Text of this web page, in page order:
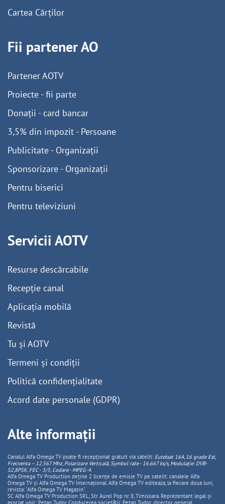
Cartea Cărților
Fii partener AO
Partener AOTV
Proiecte - fii parte
Donații - card bancar
3,5% din impozit - Persoane
Publicitate - Organizații
Sponsorizare - Organizații
Pentru biserici
Pentru televiziuni
Servicii AOTV
Resurse descărcabile
Recepție canal
Aplicația mobilă
Revistă
Tu și AOTV
Termeni și condiții
Politică confidențialitate
Acord date personale (GDPR)
Alte informații
Canalul Alfa Omega TV poate fi recepționat gratuit via satelit: Eutelsat 16A, 16 grade Est,
Frecventa – 12.567 Mhz, PolarizareVerticală, Symbol rate - 16.667 ks/s, Modulație: DVB-
S2,8PSK, FEC - 3/5, Codare - MPEG-4.
Alfa Omega TV Production deține 2 licențe de emisie TV pe satelit: canalele Alfa
Omega TV și Alfa Omega TV Internațional. Alfa Omega TV editeaza, la fiecare doua luni,
revista: "Alfa Omega TV Magazin".
SC Alfa Omega TV Production SRL, Str Aurel Pop nr. 8, Timisoara. Reprezentant legal și
asociat unic: Pețan Tudor. Conducerea societății: Pețan Tudor: director general,